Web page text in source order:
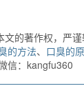
文的著作权，严
的方法、 口臭的
信：kangfu360